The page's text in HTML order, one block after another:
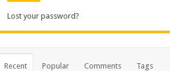
Lost your password?
Recent Popular Comments Tags